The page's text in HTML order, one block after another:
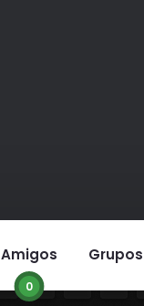
Amigos
0
Grupos